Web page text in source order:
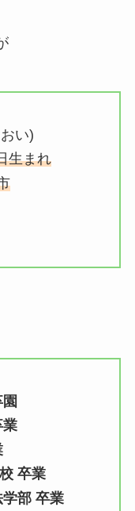
い)
生まれ
業
卒業
部 卒業